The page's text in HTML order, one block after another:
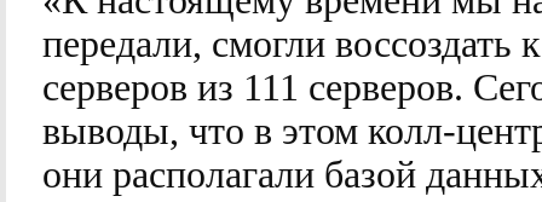
передали, смогли
серверов из 111 серверов.
выводы, что в этом колл-
они располагали базой